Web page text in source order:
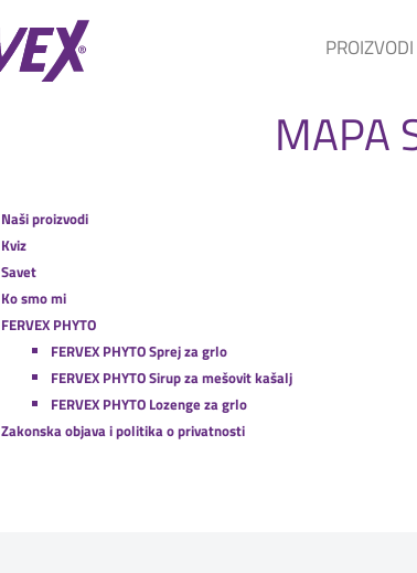
PROIZVODI
MAPA
Naši proizvodi
Kviz
Savet
Ko smo mi
FERVEX PHYTO
FERVEX PHYTO Sprej za grlo
FERVEX PHYTO Sirup za mešovit kašalj
FERVEX PHYTO Lozenge za grlo
Zakonska objava i politika o privatnosti